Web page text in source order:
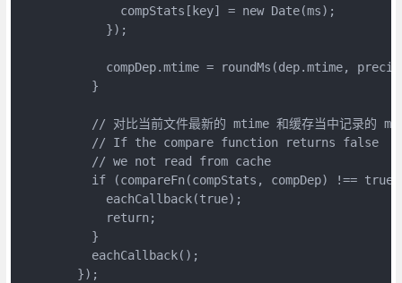
              compStats[key] = new Date(ms);
            });
compDep.mtime = roundMs(dep.mtime,
          }
// 对比当前文件最新的 mtime 和缓存当中记录的
          // If the compare function returns false
          // we not read from cache
if (compareFn(compStats, compDep) !==
            eachCallback(true);
            return;
          }
          eachCallback();
        });